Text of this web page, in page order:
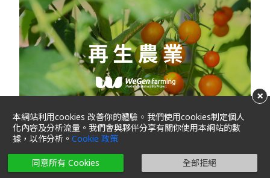
本網站利用cookies 改善你的體驗 ￮ 我們使用cookies制定個人
化內容及分析流量。我們會與夥伴分享有關你使用本網站的數
據，以作分析。 Cookie 政策
同意所有 Cookies 全部拒絕
×
餐前廚餘變寶物 實踐循環經濟